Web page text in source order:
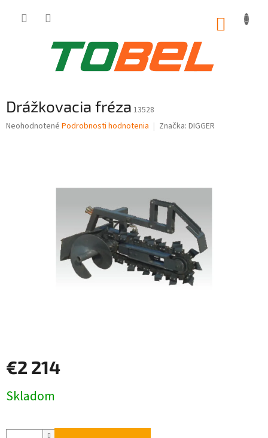
Drážkovacia fréza 13528
Priemerné
Neohodnotené Podrobnosti hodnotenia Značka: DIGGER
€2 214
cena:
Skladom